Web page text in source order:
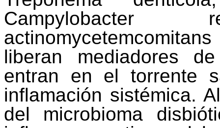
Campylobacter
actinomycetemcomitans
liberan mediadores
entran en el torrente
inflamación sistémica.
del microbioma